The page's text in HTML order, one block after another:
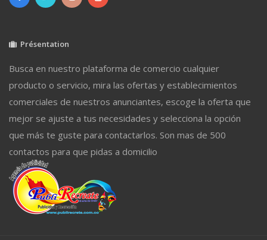
Présentation
Busca en nuestro plataforma de comercio cualquier
producto o servicio, mira las ofertas y establecimientos
comerciales de nuestros anunciantes, escoge la oferta que
mejor se ajuste a tus necesidades y selecciona la opción
que más te guste para contactarlos. Son mas de 500
contactos para que pidas a domicilio